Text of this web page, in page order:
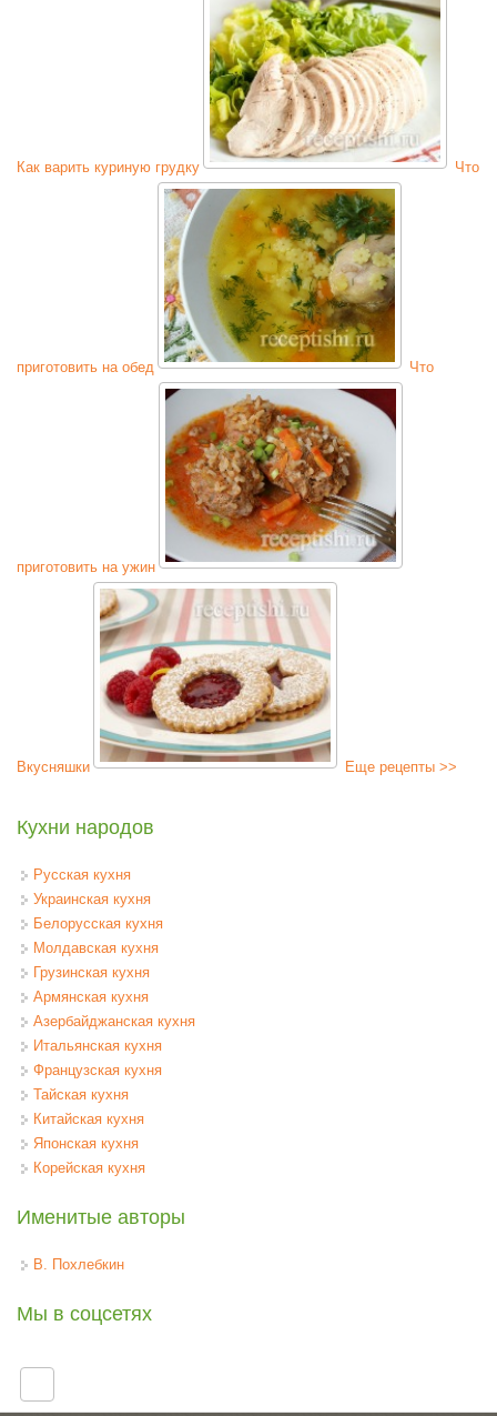
Как варить куриную грудку Что
приготовить на обед Что
приготовить на ужин
Вкусняшки Еще рецепты >>
Кухни народов
Русская кухня
Украинская кухня
Белорусская кухня
Молдавская кухня
Грузинская кухня
Армянская кухня
Азербайджанская кухня
Итальянская кухня
Французская кухня
Тайская кухня
Китайская кухня
Японская кухня
Корейская кухня
Именитые авторы
В. Похлебкин
Мы в соцсетях